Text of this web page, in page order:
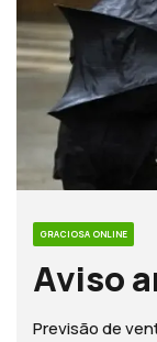
GRACIOSA ONLINE
Aviso
Previsão de